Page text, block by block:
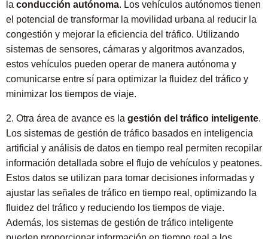
la conducción autónoma. Los vehículos autónomos tienen
el potencial de transformar la movilidad urbana al reducir la
congestión y mejorar la eficiencia del tráfico. Utilizando
sistemas de sensores, cámaras y algoritmos avanzados,
estos vehículos pueden operar de manera autónoma y
comunicarse entre sí para optimizar la fluidez del tráfico y
minimizar los tiempos de viaje.
2. Otra área de avance es la gestión del tráfico inteligente.
Los sistemas de gestión de tráfico basados en inteligencia
artificial y análisis de datos en tiempo real permiten recopilar
información detallada sobre el flujo de vehículos y peatones.
Estos datos se utilizan para tomar decisiones informadas y
ajustar las señales de tráfico en tiempo real, optimizando la
fluidez del tráfico y reduciendo los tiempos de viaje.
Además, los sistemas de gestión de tráfico inteligente